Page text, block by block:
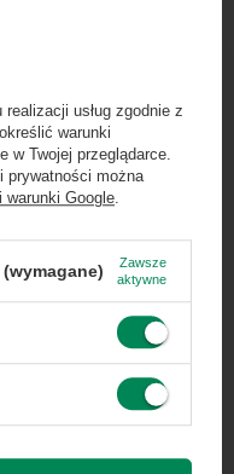
Green
o zniżkach i
sklepie!
aby odebrać
300 zł. Oferta
wpolityce
usług zgodnie z
warunki
w Twojej przeglądarce.
prywatności można
warunki Google
Zawsze
aktywne